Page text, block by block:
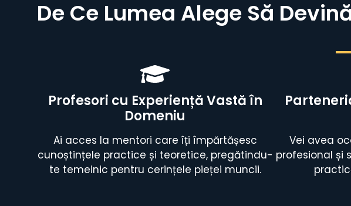
De Ce Lumea Alege Să
Profesori cu Experiență Vastă în
Domeniu
Ai acces la mentori care îți împărtășesc
cunoștințele practice și teoretice, pregătindu-
te temeinic pentru cerințele pieței muncii.
Vei avea
profesional și